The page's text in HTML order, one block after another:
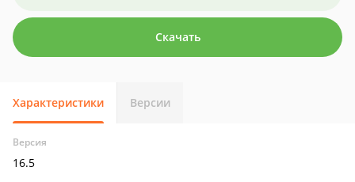
Скачать
Характеристики Версии
Версия
16.5